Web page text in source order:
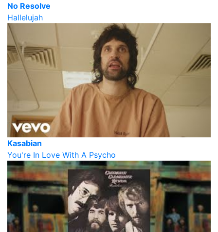
No Resolve
Hallelujah
Kasabian
You're In Love With A Psycho